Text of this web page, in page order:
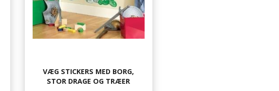
VÆG STICKERS MED BORG,
STOR DRAGE OG TRÆER